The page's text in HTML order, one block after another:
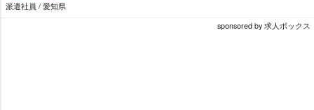
派遣社員 / 愛知県
sponsored by 求人ボックス